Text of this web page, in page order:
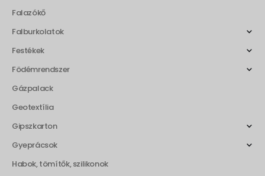
Falazókő
Falburkolatok
Festékek
Födémrendszer
Gázpalack
Geotextília
Gipszkarton
Gyeprácsok
Habok, tömítők, szilikonok